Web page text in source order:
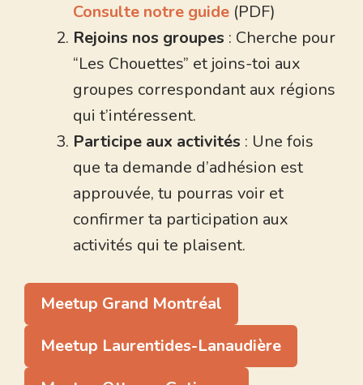
Consulte notre guide (PDF)
Rejoins nos groupes : Cherche pour
“Les Chouettes” et joins-toi aux
groupes correspondant aux régions
qui t’intéressent.
Participe aux activités : Une fois
que ta demande d’adhésion est
approuvée, tu pourras voir et
confirmer ta participation aux
activités qui te plaisent.
Meetup Grand Montréal
Meetup Laurentides-Lanaudière